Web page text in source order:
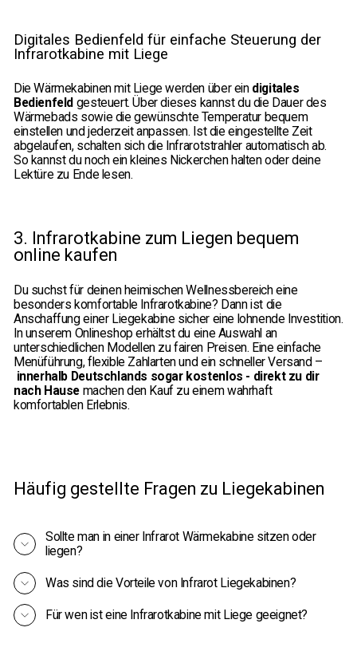
Digitales Bedienfeld für einfache Steuerung der
Infrarotkabine mit Liege
Die Wärmekabinen mit Liege werden über ein digitales
Bedienfeld gesteuert. Über dieses kannst du die Dauer des
Wärmebads sowie die gewünschte Temperatur bequem
einstellen und jederzeit anpassen. Ist die eingestellte Zeit
abgelaufen, schalten sich die Infrarotstrahler automatisch ab.
So kannst du noch ein kleines Nickerchen halten oder deine
Lektüre zu Ende lesen.
3. Infrarotkabine zum Liegen bequem
online kaufen
Du suchst für deinen heimischen Wellnessbereich eine
besonders komfortable Infrarotkabine? Dann ist die
Anschaffung einer Liegekabine sicher eine lohnende Investition.
In unserem Onlineshop erhältst du eine Auswahl an
unterschiedlichen Modellen zu fairen Preisen. Eine einfache
Menüführung, flexible Zahlarten und ein schneller Versand –
innerhalb Deutschlands sogar kostenlos - direkt zu dir
nach Hause machen den Kauf zu einem wahrhaft
komfortablen Erlebnis.
Häufig gestellte Fragen zu Liegekabinen
Sollte man in einer Infrarot Wärmekabine sitzen oder
liegen?
Was sind die Vorteile von Infrarot Liegekabinen?
Für wen ist eine Infrarotkabine mit Liege geeignet?